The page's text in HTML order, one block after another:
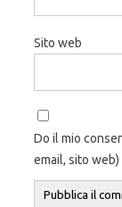
Sito web
Do il mio
email, sito